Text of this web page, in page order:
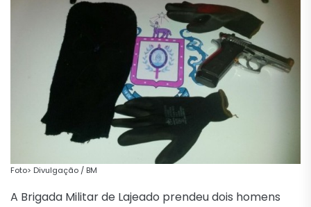
Foto> Divulgação / BM
A Brigada Militar de Lajeado prendeu dois homens